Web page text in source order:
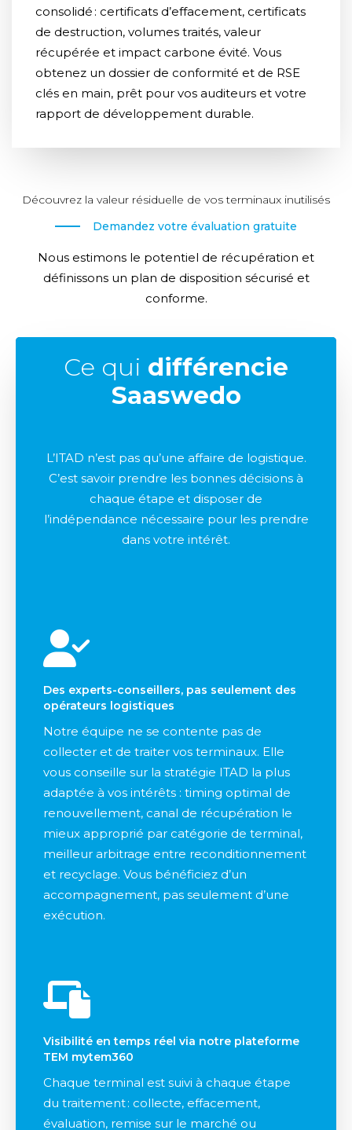
consolidé : certificats d’effacement, certificats
de destruction, volumes traités, valeur
récupérée et impact carbone évité. Vous
obtenez un dossier de conformité et de RSE
clés en main, prêt pour vos auditeurs et votre
rapport de développement durable.
Découvrez la valeur résiduelle de vos terminaux inutilisés
Demandez votre évaluation gratuite
Nous estimons le potentiel de récupération et
définissons un plan de disposition sécurisé et
conforme.
Ce qui différencie
Saaswedo
L’ITAD n’est pas qu’une affaire de logistique.
C’est savoir prendre les bonnes décisions à
chaque étape et disposer de
l’indépendance nécessaire pour les prendre
dans votre intérêt.
Des experts-conseillers, pas seulement des
opérateurs logistiques
Notre équipe ne se contente pas de
collecter et de traiter vos terminaux. Elle
vous conseille sur la stratégie ITAD la plus
adaptée à vos intérêts : timing optimal de
renouvellement, canal de récupération le
mieux approprié par catégorie de terminal,
meilleur arbitrage entre reconditionnement
et recyclage. Vous bénéficiez d’un
accompagnement, pas seulement d’une
exécution.
Visibilité en temps réel via notre plateforme
TEM mytem360
Chaque terminal est suivi à chaque étape
du traitement : collecte, effacement,
évaluation, remise sur le marché ou